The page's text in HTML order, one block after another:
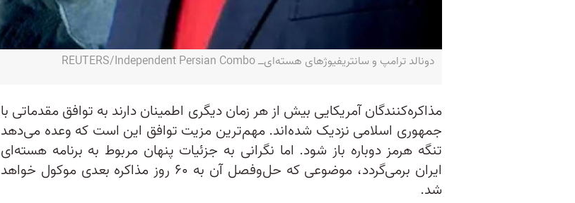
دونالد ترامپ و سانتریفیوژهای هسته‌ای‌ــ REUTERS/Independent Persian Combo
مذاکره‌کنندگان آمریکایی بیش از هر زمان دیگری اطمینان دارند به توافق مقدماتی با
جمهوری اسلامی نزدیک شده‌اند. مهم‌ترین مزیت توافق این است که وعده می‌دهد
تنگه هرمز دوباره باز شود. اما نگرانی به جزئیات پنهان مربوط به برنامه هسته‌ای
ایران برمی‌گردد، موضوعی که حل‌وفصل آن به ۶۰ روز مذاکره بعدی موکول خواهد
شد.